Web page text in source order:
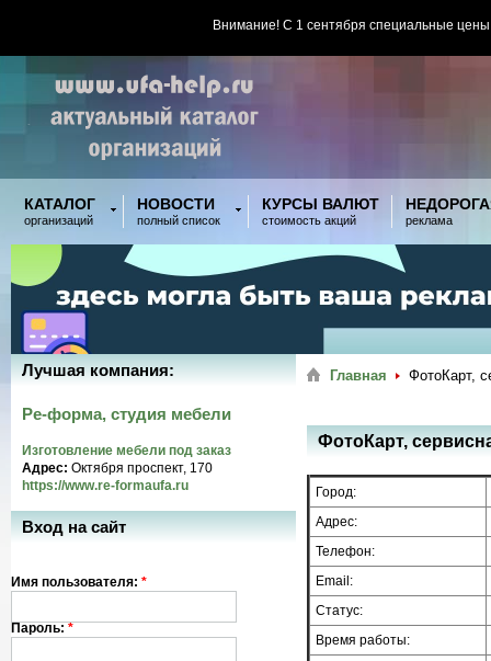
Внимание! С 1 сентября специальные
КАТАЛОГ
организаций
НОВОСТИ
полный список
КУРСЫ ВАЛЮТ
стоимость акций реклама
Главная ФотоКарт,
ФотоКарт,
Город:
Адрес:
Телефон:
Email:
Статус:
Время работы:
Лучшая компания:
Ре-форма, студия мебели
Изготовление мебели под заказ
Адрес: Октября проспект, 170
https://www.re-formaufa.ru
Вход на сайт
Имя пользователя: *
Пароль: *